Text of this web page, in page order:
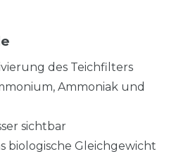
des Teichfilters
Ammoniak und
sichtbar
biologische Gleichgewicht